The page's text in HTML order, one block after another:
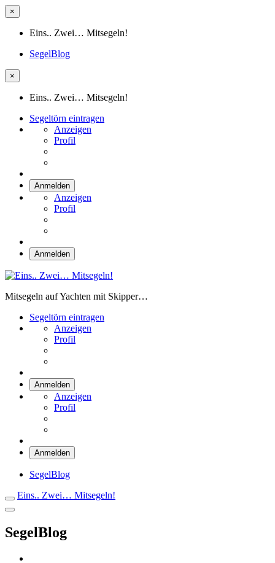
×
Eins.. Zwei… Mitsegeln!
SegelBlog
×
Eins.. Zwei… Mitsegeln!
Segeltörn eintragen
Anzeigen
Profil
Anmelden
Anzeigen
Profil
Anmelden
Mitsegeln auf Yachten mit Skipper…
Segeltörn eintragen
Anzeigen
Profil
Anmelden
Anzeigen
Profil
Anmelden
SegelBlog
Eins.. Zwei… Mitsegeln!
SegelBlog